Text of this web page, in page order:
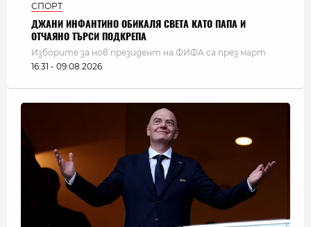
СПОРТ
ДЖАНИ ИНФАНТИНО ОБИКАЛЯ СВЕТА КАТО ПАПА И
ОТЧАЯНО ТЪРСИ ПОДКРЕПА
Изборите за нов президент на ФИФА са през март
16:31 - 09.08.2026